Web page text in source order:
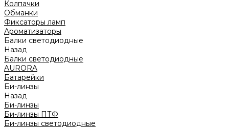
Колпачки
Обманки
Фиксаторы ламп
Ароматизаторы
Балки светодиодные
Назад
Балки светодиодные
AURORA
Батарейки
Би-линзы
Назад
Би-линзы
Би-линзы ПТФ
Би-линзы светодиодные